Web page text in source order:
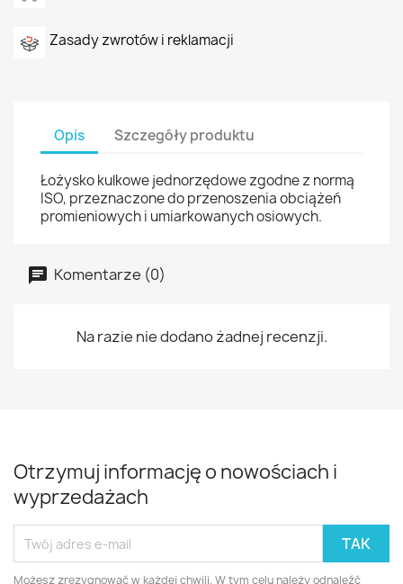
Zasady zwrotów i reklamacji
Opis Szczegóły produktu
Łożysko kulkowe jednorzędowe zgodne z normą
ISO, przeznaczone do przenoszenia obciążeń
promieniowych i umiarkowanych osiowych.
Komentarze (0)
Na razie nie dodano żadnej recenzji.
Otrzymuj informację o nowościach i
wyprzedażach
Możesz zrezygnować w każdej chwili. W tym celu należy odnaleźć